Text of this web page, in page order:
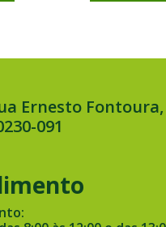
Ernesto Fontoura,
091